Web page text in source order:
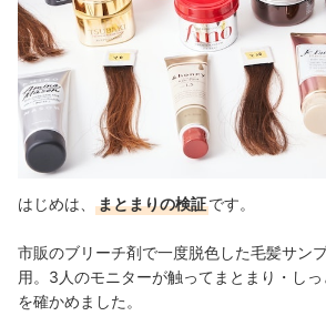
はじめは、 まとまりの検証です。
市販のブリーチ剤で一度脱色した毛髪サン
用。3人のモニターが触ってまとまり・し
を確かめました。